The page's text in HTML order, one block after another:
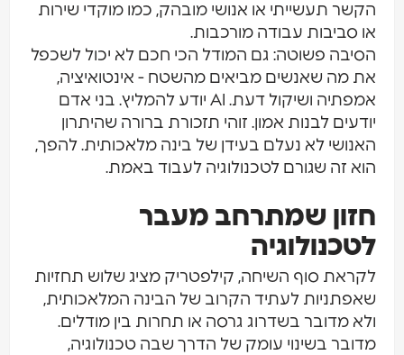
הקשר תעשייתי או אנושי מובהק, כמו מוקדי שירות
או סביבות עבודה מורכבות.
הסיבה פשוטה: גם המודל הכי חכם לא יכול לשכפל
את מה שאנשים מביאים מהשטח - אינטואיציה,
אמפתיה ושיקול דעת. AI יודע להמליץ. בני אדם
יודעים לבנות אמון. זוהי תזכורת ברורה שהיתרון
האנושי לא נעלם בעידן של בינה מלאכותית. להפך,
הוא זה שגורם לטכנולוגיה לעבוד באמת.
חזון שמתרחב מעבר
לטכנולוגיה
לקראת סוף השיחה, קילפטריק מציג שלוש תחזיות
שאפתניות לעתיד הקרוב של הבינה המלאכותית,
ולא מדובר בשדרוג גרסה או תחרות בין מודלים.
מדובר בשינוי עומק של הדרך שבה טכנולוגיה,